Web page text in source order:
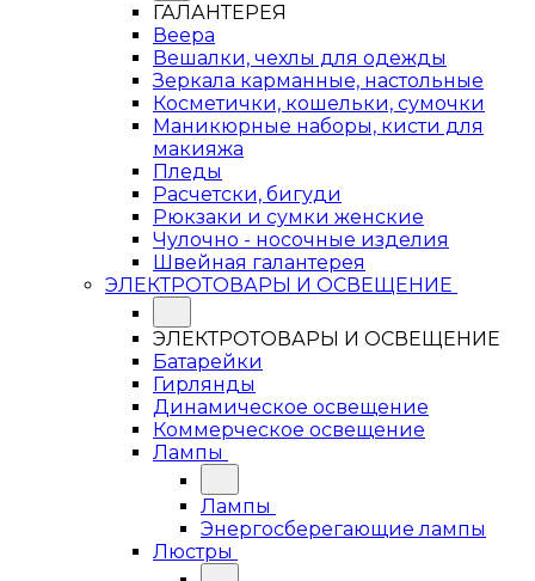
ГАЛАНТЕРЕЯ
Веера
Вешалки, чехлы для одежды
Зеркала карманные, настольные
Косметички, кошельки, сумочки
Маникюрные наборы, кисти для
макияжа
Пледы
Расчетски, бигуди
Рюкзаки и сумки женские
Чулочно - носочные изделия
Швейная галантерея
ЭЛЕКТРОТОВАРЫ И ОСВЕЩЕНИЕ
ЭЛЕКТРОТОВАРЫ И ОСВЕЩЕНИЕ
Батарейки
Гирлянды
Динамическое освещение
Коммерческое освещение
Лампы
Лампы
Энергосберегающие лампы
Люстры